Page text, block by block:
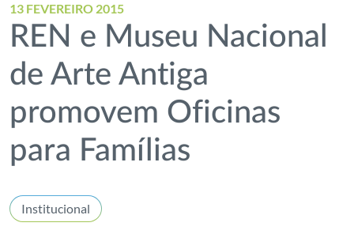
13 FEVEREIRO 2015
REN e Museu Nacional
de Arte Antiga
promovem Oficinas
para Famílias
Institucional